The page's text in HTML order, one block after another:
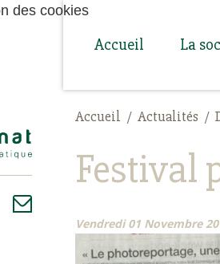
Accueil La
Accueil Actualités
Festival
Vendredi 01 Novembre
des cookies